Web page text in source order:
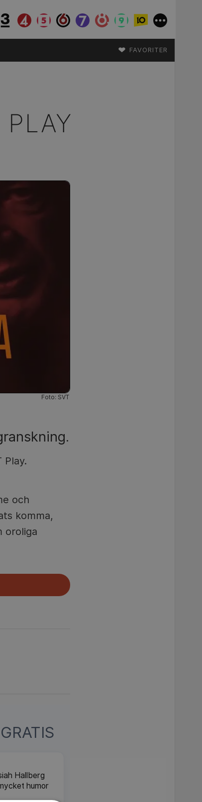
♥ FAVORITER
PLAY
Play.
och
komma,
oroliga
Foto: SVT
Hallberg
humor